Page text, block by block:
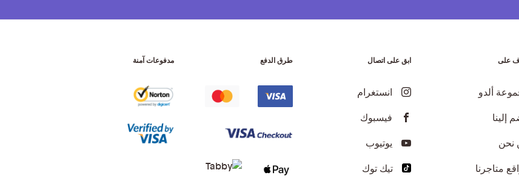
على
ألدو
إلينا
نحن
متاجرنا
ابق على اتصال
انستغرام
فيسبوك
يوتيوب
تيك توك
طرق الدفع مدفوعات آمنة